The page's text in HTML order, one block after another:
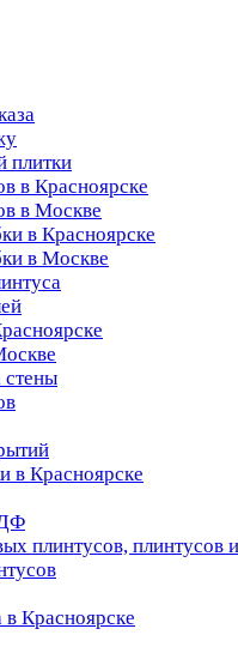
плитки
в Красноярске
в Москве
в Красноярске
в Москве
стены
в Красноярске
плинтусов, плинтусов
в Красноярске